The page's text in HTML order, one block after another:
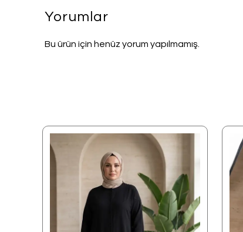
Yorumlar
Bu ürün için henüz yorum yapılmamış.